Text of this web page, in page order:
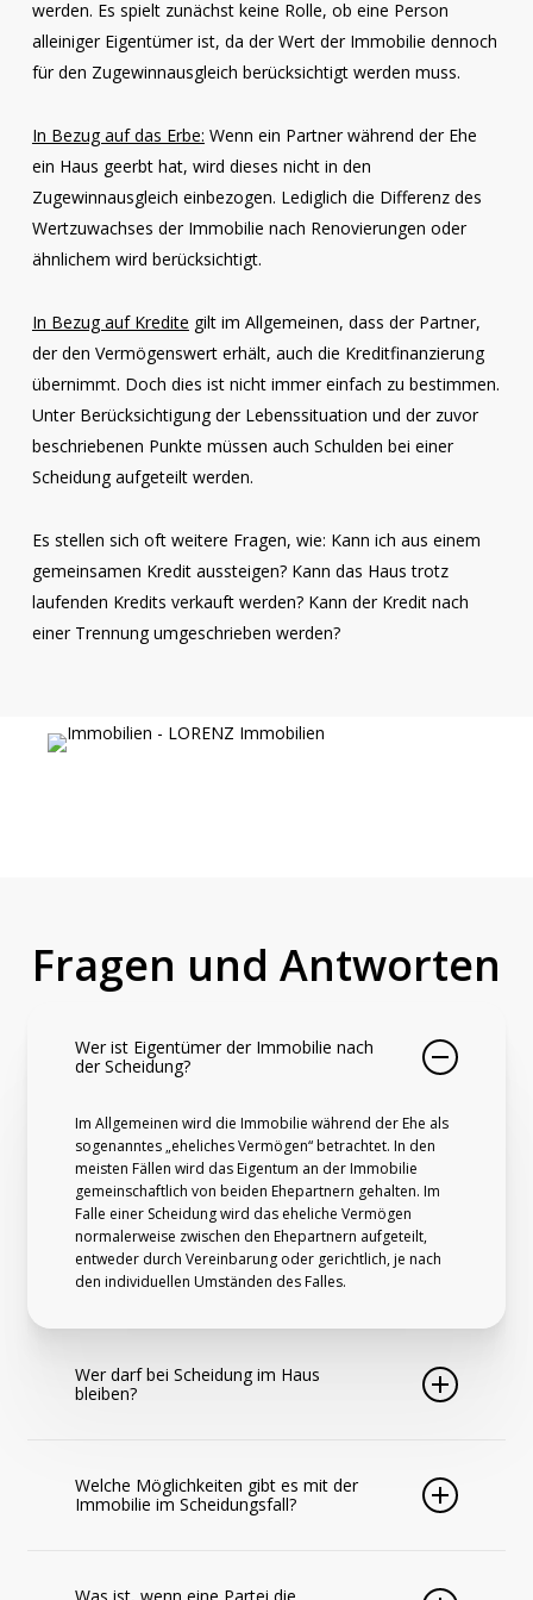
werden. Es spielt zunächst keine Rolle, ob eine Person
alleiniger Eigentümer ist, da der Wert der Immobilie dennoch
für den Zugewinnausgleich berücksichtigt werden muss.
In Bezug auf das Erbe: Wenn ein Partner während der Ehe
ein Haus geerbt hat, wird dieses nicht in den
Zugewinnausgleich einbezogen. Lediglich die Differenz des
Wertzuwachses der Immobilie nach Renovierungen oder
ähnlichem wird berücksichtigt.
In Bezug auf Kredite gilt im Allgemeinen, dass der Partner,
der den Vermögenswert erhält, auch die Kreditfinanzierung
übernimmt. Doch dies ist nicht immer einfach zu bestimmen.
Unter Berücksichtigung der Lebenssituation und der zuvor
beschriebenen Punkte müssen auch Schulden bei einer
Scheidung aufgeteilt werden.
Es stellen sich oft weitere Fragen, wie: Kann ich aus einem
gemeinsamen Kredit aussteigen? Kann das Haus trotz
laufenden Kredits verkauft werden? Kann der Kredit nach
einer Trennung umgeschrieben werden?
Fragen und Antworten
Wer ist Eigentümer der Immobilie nach
der Scheidung?
Im Allgemeinen wird die Immobilie während der Ehe als
sogenanntes „eheliches Vermögen“ betrachtet. In den
meisten Fällen wird das Eigentum an der Immobilie
gemeinschaftlich von beiden Ehepartnern gehalten. Im
Falle einer Scheidung wird das eheliche Vermögen
normalerweise zwischen den Ehepartnern aufgeteilt,
entweder durch Vereinbarung oder gerichtlich, je nach
den individuellen Umständen des Falles.
Wer darf bei Scheidung im Haus
bleiben?
die Immobilie gemeinsam zu nutzen. Allerdings können
verschiedene Faktoren wie das alleinige Eigentum eines:r
Partners:in oder das Wohl der gemeinsamen Kinder dies
welcher:r Partei das Recht zusteht, weiterhin im Haus zu
Welche Möglichkeiten gibt es mit der
Immobilie im Scheidungsfall?
verschiedene Möglichkeiten zur Verfügung. Eine Option